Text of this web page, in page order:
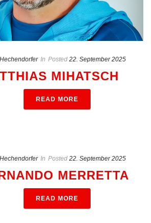
In Posted 22. September 2025
MIHATSCH
READ MORE
In Posted 22. September 2025
MERRETTA
READ MORE